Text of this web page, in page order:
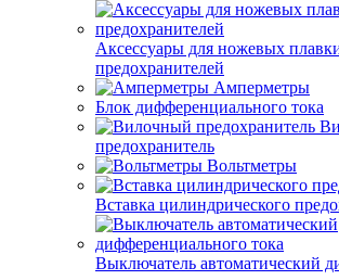
Аксессуары для ножевых
предохранителей
Амперметры
Блок дифференциального тока
предохранитель
Вольтметры
Вставка цилиндрического
Выключатель автоматический